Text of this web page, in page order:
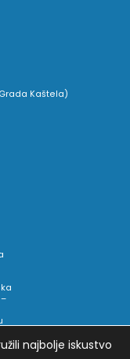
Kaštela)
najbolje iskustvo